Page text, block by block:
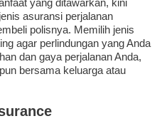
yang ditawarkan, kini
asuransi perjalanan
polisnya. Memilih jenis
agar perlindungan yang Anda
dan gaya perjalanan Anda,
bersama keluarga atau